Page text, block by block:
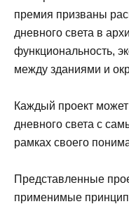
премия призваны
дневного света в
функциональность,
между зданиями и
Каждый проект
дневного света с
рамках своего
Представленные
применимые